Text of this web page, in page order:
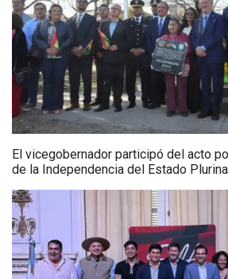
El vicegobernador participó del acto
de la Independencia del Estado